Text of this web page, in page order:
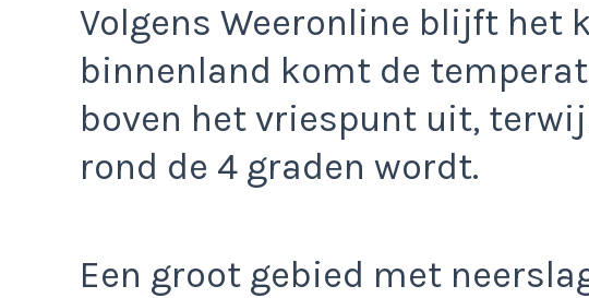
Volgens Weeronline blijft het
binnenland komt de
boven het vriespunt uit,
rond de 4 graden wordt.
Een groot gebied met